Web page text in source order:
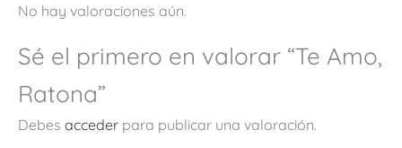
No hay valoraciones aún.
Sé el primero en valorar “Te Amo,
Ratona”
Debes acceder para publicar una valoración.